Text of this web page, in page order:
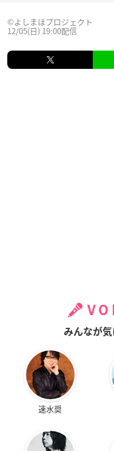
©よしまほプロジェクト
12/05(日) 19:00配信
みんなが
速水奨